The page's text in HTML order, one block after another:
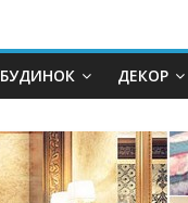
БУДИНОК ДЕКОР